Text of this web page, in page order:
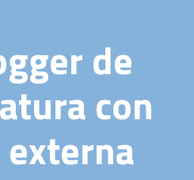
de
con